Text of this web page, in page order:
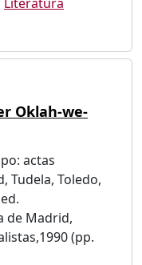
Oklah-we-
actas
Tudela, Toledo,
de Madrid,
(pp.